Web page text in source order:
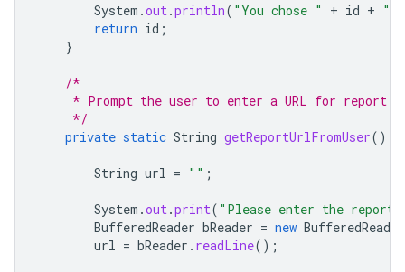
System .out.println( "You chose " + id + "
return id ;
}
/*
* Prompt the user to enter a URL for report
     */
private static String getReportUrlFromUser()
String url = "" ;
System .out.print( "Please enter the report
BufferedReader bReader = new BufferedReader
url = bReader . readLine();